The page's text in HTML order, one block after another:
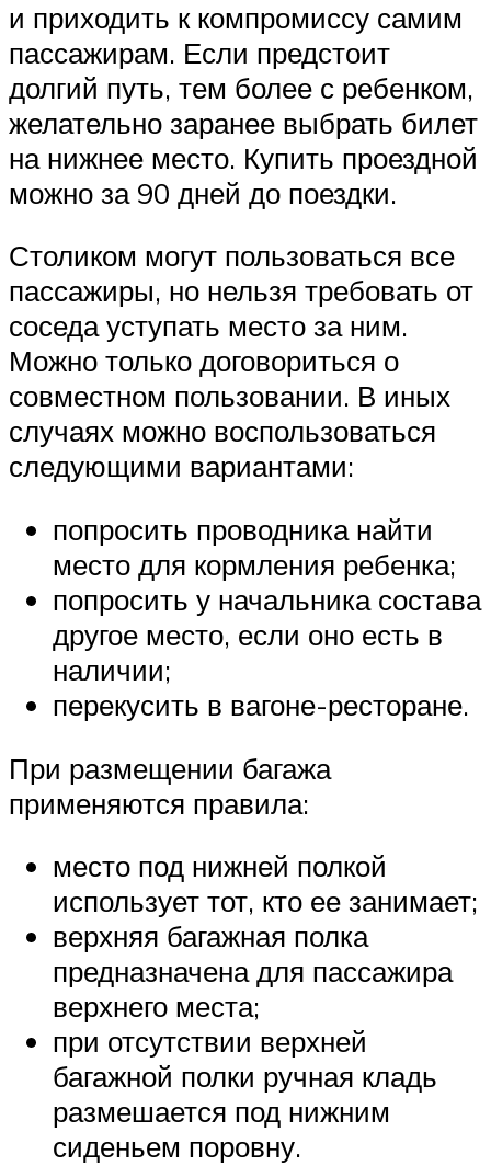
и приходить к компромиссу самим
пассажирам. Если предстоит
долгий путь, тем более с ребенком,
желательно заранее выбрать билет
на нижнее место. Купить проездной
можно за 90 дней до поездки.
Столиком могут пользоваться все
пассажиры, но нельзя требовать от
соседа уступать место за ним.
Можно только договориться о
совместном пользовании. В иных
случаях можно воспользоваться
следующими вариантами:
попросить проводника найти
место для кормления ребенка;
попросить у начальника состава
другое место, если оно есть в
наличии;
перекусить в вагоне-ресторане.
При размещении багажа
применяются правила:
место под нижней полкой
использует тот, кто ее занимает;
верхняя багажная полка
предназначена для пассажира
верхнего места;
при отсутствии верхней
багажной полки ручная кладь
размешается под нижним
сиденьем поровну.